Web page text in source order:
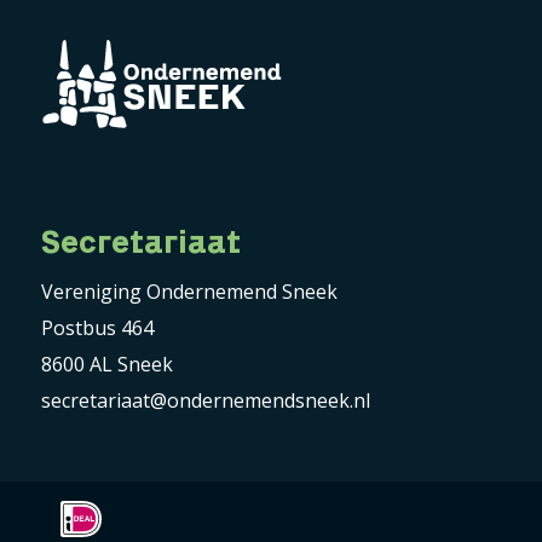
Secretariaat
Vereniging Ondernemend Sneek
Postbus 464
8600 AL Sneek
secretariaat@ondernemendsneek.nl